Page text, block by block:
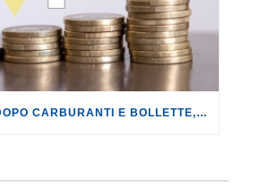
INFLAZIONE: DOPO CARBURANTI E BOLLETTE, GLI EFFETTI DEL CONFLITTO INIZIANO A FARSI SENTIRE SUI PREZZI.